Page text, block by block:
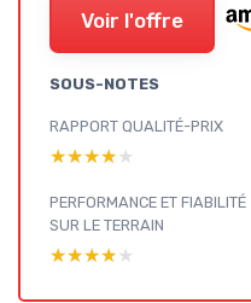
Voir l'offre
SOUS-NOTES
RAPPORT QUALITÉ-PRIX
★★★★★
★★★★★
PERFORMANCE ET FIABILITÉ
SUR LE TERRAIN
★★★★★
★★★★★